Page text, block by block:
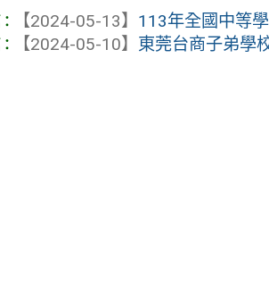
【2024-05-13】 113年全國中等
【2024-05-10】 東莞台商子弟學